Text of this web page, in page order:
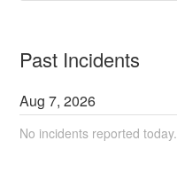
Past Incidents
Aug7,2026
No incidents reported today.